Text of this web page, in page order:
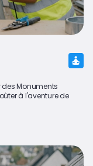
des Monuments
à l'aventure de